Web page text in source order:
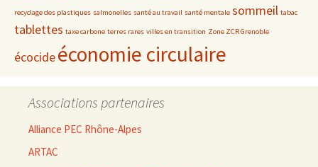
recyclage des plastiques salmonelles santé au travail santé mentale sommeil tabac
tablettes taxe carbone terres rares villes en transition Zone ZCR Grenoble
écocideéconomie circulaire
Associations partenaires
Alliance PEC Rhône-Alpes
ARTAC